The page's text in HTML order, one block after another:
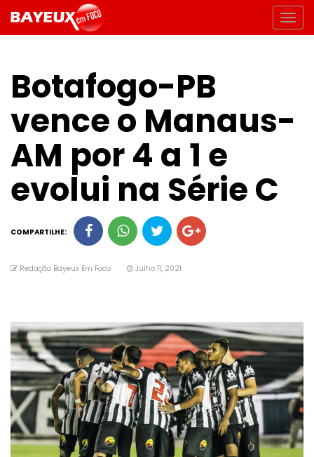
Botafogo-PB
vence o Manaus-
AM por 4 a 1 e
evolui na Série C
COMPARTILHE:
Redação Bayeux Em Foco Julho 11, 2021